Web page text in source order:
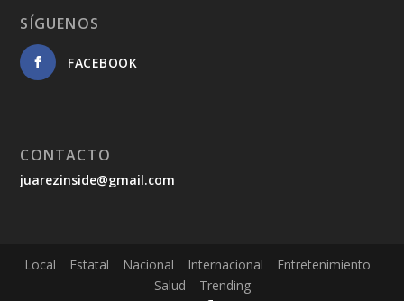
SÍGUENOS
FACEBOOK
CONTACTO
juarezinside@gmail.com
Local Estatal Nacional Internacional
Entretenimiento
Salud
Trending